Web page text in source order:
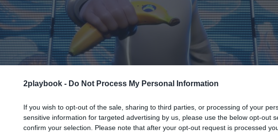
2playbook - Do Not Process My Personal Information
If you wish to opt-out of the sale, sharing to third parties, or processing of your
sensitive information for targeted advertising by us, please use the below opt-out
confirm your selection. Please note that after your opt-out request is processed
2Playbook 23 de enero de 2024
Guardar Me gusta